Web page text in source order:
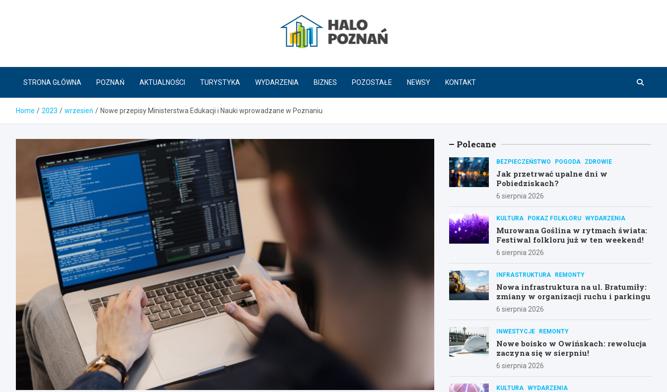
HaloPoznań.pl
STRONA GŁÓWNA POZNAŃ AKTUALNOŚCI TURYSTYKA WYDARZENIA BIZNES POZOSTAŁE NEWSY KONTAKT
Home 2023 wrzesień Nowe przepisy Ministerstwa Edukacji i Nauki wprowadzane w Poznaniu
Polecane
BEZPIECZEŃSTWO POGODA ZDROWIE
Jak przetrwać upalne dni w
Pobiedziskach?
6 sierpnia 2026
KULTURA POKAZ FOLKLORU WYDARZENIA
Murowana Goślina w rytmach świata:
Festiwal folkloru już w ten weekend!
6 sierpnia 2026
INFRASTRUKTURA REMONTY
Nowa infrastruktura na ul. Bratumiły:
zmiany w organizacji ruchu i parkingu
6 sierpnia 2026
INWESTYCJE REMONTY
Nowe boisko w Owińskach: rewolucja
zaczyna się w sierpniu!
6 sierpnia 2026
KULTURA WYDARZENIA